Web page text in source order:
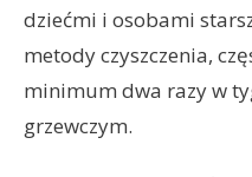
dziećmi i osobami
metody czyszczenia,
minimum dwa razy w
grzewczym.